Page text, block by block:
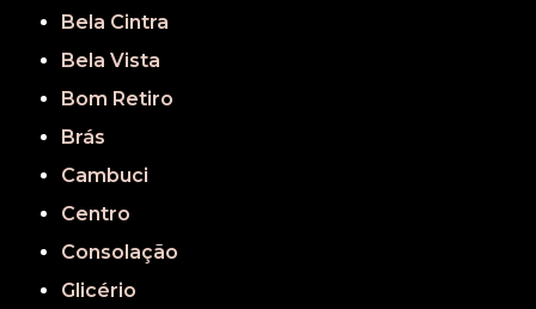
Bela Cintra
Bela Vista
Bom Retiro
Brás
Cambuci
Centro
Consolação
Glicério